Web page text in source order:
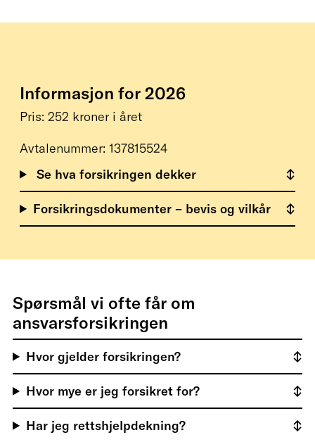
Informasjon for 2026
Pris: 252 kroner i året
Avtalenummer: 137815524
Se hva forsikringen dekker
Forsikringsdokumenter – bevis og vilkår
Spørsmål vi ofte får om
ansvarsforsikringen
Hvor gjelder forsikringen?
Hvor mye er jeg forsikret for?
Har jeg rettshjelpdekning?